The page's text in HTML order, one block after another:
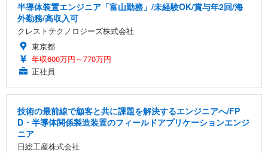
半導体装置エンジニア「富山勤務」/未経験OK/賞与年2回/海
外勤務/高収入可
クレストテクノロジーズ株式会社
東京都
年収600万円～770万円
正社員
技術の最前線で顧客と共に課題を解決するエンジニアへ/FP
D・半導体関係製造装置のフィールドアプリケーションエンジ
ニア
日総工産株式会社